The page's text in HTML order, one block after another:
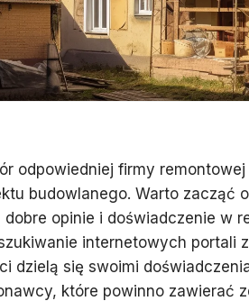
odpowiedniej firmy
budowlanego. Warto zacząć
dobre opinie i doświadczenie w
internetowych portali
dzielą się swoimi
które powinno zawierać